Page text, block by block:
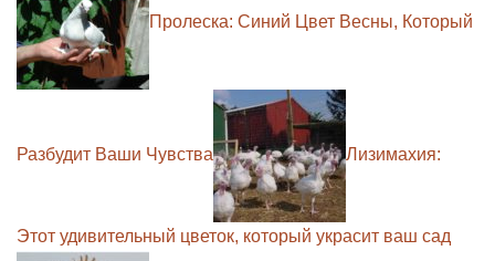
Пролеска: Синий Цвет Весны, Который
Разбудит Ваши Чувства Лизимахия:
Этот удивительный цветок, который украсит ваш сад